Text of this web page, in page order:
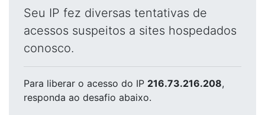
Seu IP fez diversas tentativas de
acessos suspeitos a sites hospedados
conosco.
Para liberar o acesso do IP 216.73.216.208,
responda ao desafio abaixo.